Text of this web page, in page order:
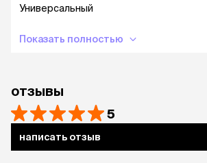
Универсальный
Показать полностью
отзывы
5
написать отзыв